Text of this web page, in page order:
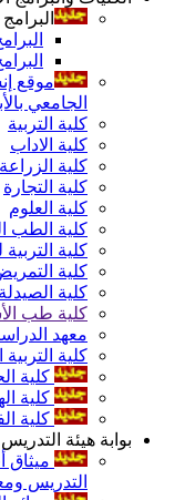
موقع
الجامعي
كلية التربية
كلية الاداب
كلية الزراعة
كلية التجارة
كلية العلوم
كلية الطب
كلية
كلية
كلية الصيدلة
كلية طب
معهد
كلية التربية
كلية
كلية
كلية
بوابة هيئة التدريس
ميثاق
التدريس